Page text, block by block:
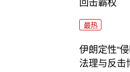
回击霸权
最热
伊朗定性“
法理与反击